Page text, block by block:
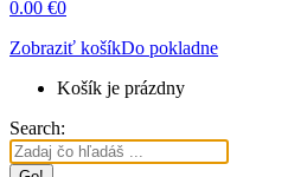
0.00 €0
Zobraziť košíkDo pokladne
Košík je prázdny
Search: